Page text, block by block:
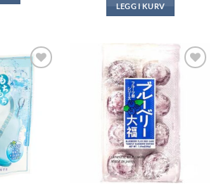
LEGG I KURV
Legg til i
ønskeliste